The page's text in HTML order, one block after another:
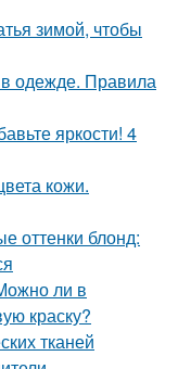
зимой, чтобы
одежде. Правила
яркости! 4
кожи.
оттенки блонд:
ли в
краску?
тканей